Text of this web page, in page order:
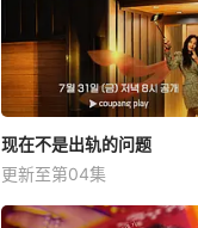
现在不是出轨的问题
更新至第04集